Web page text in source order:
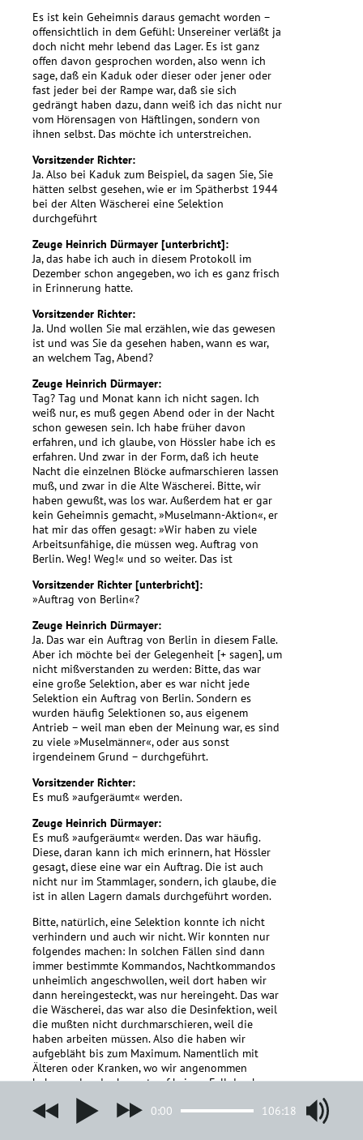
Es ist kein Geheimnis daraus gemacht worden –
offensichtlich in dem Gefühl: Unsereiner verläßt ja
doch nicht mehr lebend das Lager. Es ist ganz
offen davon gesprochen worden, also wenn ich
sage, daß ein Kaduk oder dieser oder jener oder
fast jeder bei der Rampe war, daß sie sich
gedrängt haben dazu, dann weiß ich das nicht nur
vom Hörensagen von Häftlingen, sondern von
ihnen selbst. Das möchte ich unterstreichen.
Vorsitzender Richter:
Ja. Also bei Kaduk zum Beispiel, da sagen Sie, Sie
hätten selbst gesehen, wie er im Spätherbst 1944
bei der Alten Wäscherei eine Selektion
durchgeführt
Zeuge Heinrich Dürmayer [unterbricht]:
Ja, das habe ich auch in diesem Protokoll im
Dezember schon angegeben, wo ich es ganz frisch
in Erinnerung hatte.
Vorsitzender Richter:
Ja. Und wollen Sie mal erzählen, wie das gewesen
ist und was Sie da gesehen haben, wann es war,
an welchem Tag, Abend?
Zeuge Heinrich Dürmayer:
Tag? Tag und Monat kann ich nicht sagen. Ich
weiß nur, es muß gegen Abend oder in der Nacht
schon gewesen sein. Ich habe früher davon
erfahren, und ich glaube, von Hössler habe ich es
erfahren. Und zwar in der Form, daß ich heute
Nacht die einzelnen Blöcke aufmarschieren lassen
muß, und zwar in die Alte Wäscherei. Bitte, wir
haben gewußt, was los war. Außerdem hat er gar
kein Geheimnis gemacht, »Muselmann-Aktion«, er
hat mir das offen gesagt: »Wir haben zu viele
Arbeitsunfähige, die müssen weg. Auftrag von
Berlin. Weg! Weg!« und so weiter. Das ist
Vorsitzender Richter [unterbricht]:
»Auftrag von Berlin«?
Zeuge Heinrich Dürmayer:
Ja. Das war ein Auftrag von Berlin in diesem Falle.
Aber ich möchte bei der Gelegenheit [+ sagen], um
nicht mißverstanden zu werden: Bitte, das war
eine große Selektion, aber es war nicht jede
Selektion ein Auftrag von Berlin. Sondern es
wurden häufig Selektionen so, aus eigenem
Antrieb – weil man eben der Meinung war, es sind
zu viele »Muselmänner«, oder aus sonst
irgendeinem Grund – durchgeführt.
Vorsitzender Richter:
Es muß »aufgeräumt« werden.
Zeuge Heinrich Dürmayer:
Es muß »aufgeräumt« werden. Das war häufig.
Diese, daran kann ich mich erinnern, hat Hössler
gesagt, diese eine war ein Auftrag. Die ist auch
nicht nur im Stammlager, sondern, ich glaube, die
ist in allen Lagern damals durchgeführt worden.
Bitte, natürlich, eine Selektion konnte ich nicht
verhindern und auch wir nicht. Wir konnten nur
folgendes machen: In solchen Fällen sind dann
immer bestimmte Kommandos, Nachtkommandos
unheimlich angeschwollen, weil dort haben wir
dann hereingesteckt, was nur hereingeht. Das war
die Wäscherei, das war also die Desinfektion, weil
die mußten nicht durchmarschieren, weil die
haben arbeiten müssen. Also die haben wir
aufgebläht bis zum Maximum. Namentlich mit
Älteren oder Kranken, wo wir angenommen
haben, »also der kommt auf keinen Fall durch«,
und wo es aber uns irgendwie wertvoll erschien,
dem Mann zu helfen. Allen konnte man nicht
0:00 106:18